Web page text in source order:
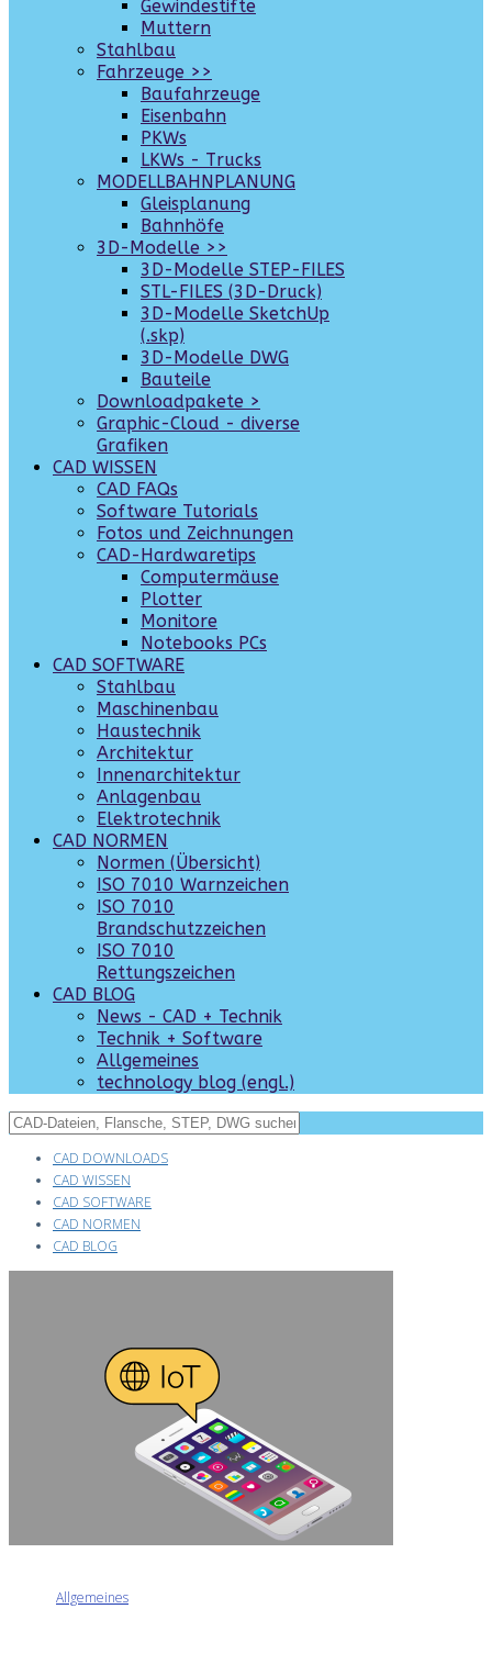
Gewindestifte
Muttern
Stahlbau
Fahrzeuge >>
Baufahrzeuge
Eisenbahn
PKWs
LKWs - Trucks
MODELLBAHNPLANUNG
Gleisplanung
Bahnhöfe
3D-Modelle >>
3D-Modelle STEP-FILES
STL-FILES (3D-Druck)
3D-Modelle SketchUp
(.skp)
3D-Modelle DWG
Bauteile
Downloadpakete >
Graphic-Cloud - diverse
Grafiken
CAD WISSEN
CAD FAQs
Software Tutorials
Fotos und Zeichnungen
CAD-Hardwaretips
Computermäuse
Plotter
Monitore
Notebooks PCs
CAD SOFTWARE
Stahlbau
Maschinenbau
Haustechnik
Architektur
Innenarchitektur
Anlagenbau
Elektrotechnik
CAD NORMEN
Normen (Übersicht)
ISO 7010 Warnzeichen
ISO 7010
Brandschutzzeichen
ISO 7010
Rettungszeichen
CAD BLOG
News - CAD + Technik
Technik + Software
Allgemeines
technology blog (engl.)
CAD DOWNLOADS
CAD WISSEN
CAD SOFTWARE
CAD NORMEN
CAD BLOG
Allgemeines